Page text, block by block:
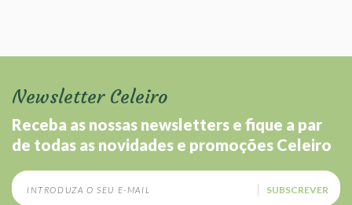
Newsletter Celeiro
Receba as nossas newsletters e fique a par
de todas as novidades e promoções Celeiro
SUBSCREVER